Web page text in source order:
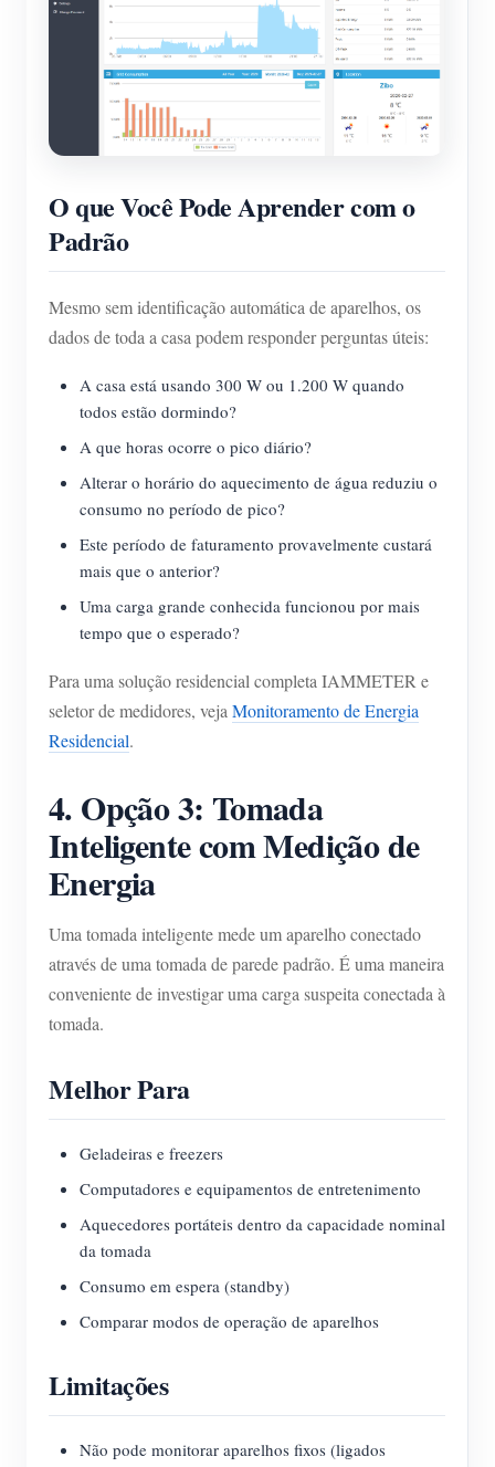
O que Você Pode Aprender com o
Padrão
Mesmo sem identificação automática de aparelhos, os
dados de toda a casa podem responder perguntas úteis:
A casa está usando 300 W ou 1.200 W quando
todos estão dormindo?
A que horas ocorre o pico diário?
Alterar o horário do aquecimento de água reduziu o
consumo no período de pico?
Este período de faturamento provavelmente custará
mais que o anterior?
Uma carga grande conhecida funcionou por mais
tempo que o esperado?
Para uma solução residencial completa IAMMETER e
seletor de medidores, vejaMonitoramento de Energia
Residencial.
4. Opção 3: Tomada
Inteligente com Medição de
Energia
Uma tomada inteligente mede um aparelho conectado
através de uma tomada de parede padrão. É uma maneira
conveniente de investigar uma carga suspeita conectada à
tomada.
Melhor Para
Geladeiras e freezers
Computadores e equipamentos de entretenimento
Aquecedores portáteis dentro da capacidade nominal
da tomada
Consumo em espera (standby)
Comparar modos de operação de aparelhos
Limitações
Não pode monitorar aparelhos fixos (ligados